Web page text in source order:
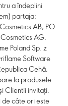
a îndeplini
partaja:
AB, PO
AG.
Poland Sp. z
Software
Cehă,
la produsele
Clientii invitați.
câte ori este